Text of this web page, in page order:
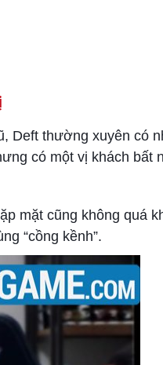
Deft thường xuyên có
có một vị khách bất
mặt cũng không quá
“cồng kềnh”.